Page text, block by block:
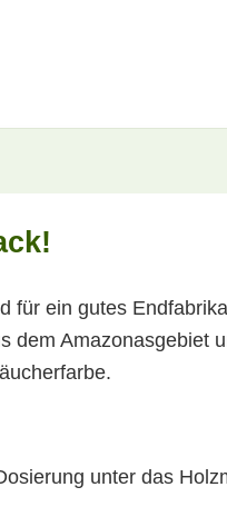
ein gutes
Amazonasgebiet
unter das